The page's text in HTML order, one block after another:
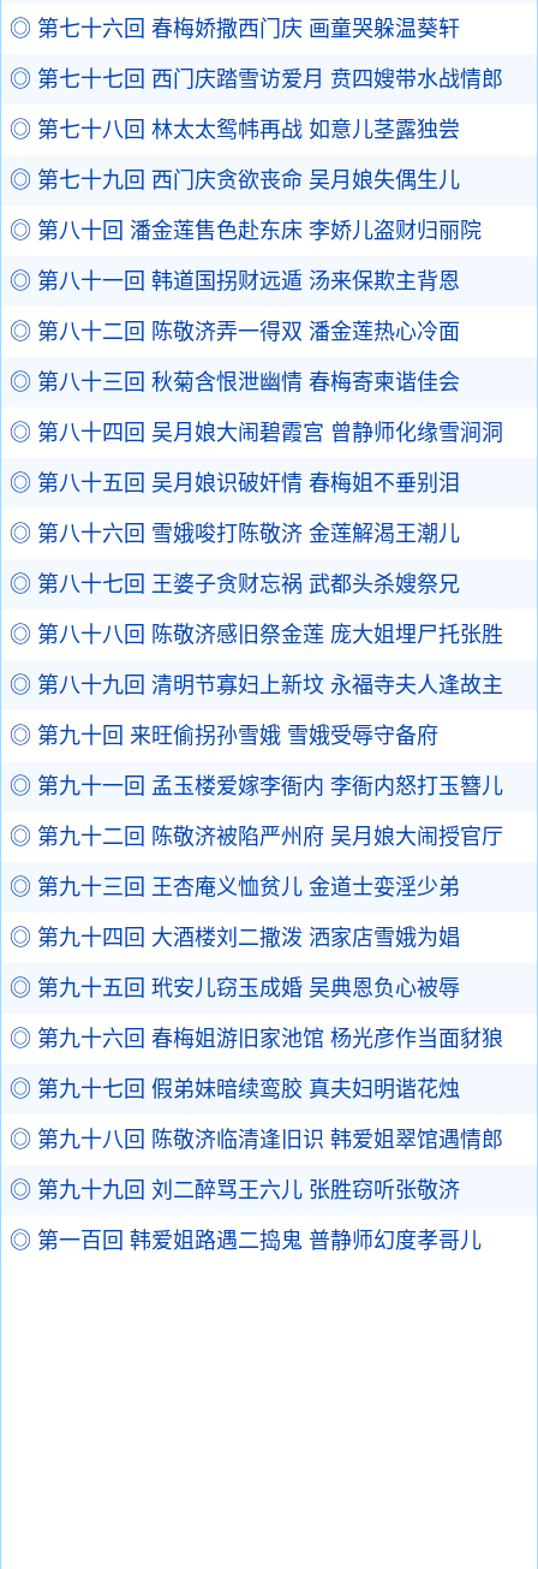
◎ 第七十六回 春梅娇撒西门庆 画童哭躲温葵轩
◎ 第七十七回 西门庆踏雪访爱月 贲四嫂带水战情郎
◎ 第七十八回 林太太鸳帏再战 如意儿茎露独尝
◎ 第七十九回 西门庆贪欲丧命 吴月娘失偶生儿
◎ 第八十回 潘金莲售色赴东床 李娇儿盗财归丽院
◎ 第八十一回 韩道国拐财远遁 汤来保欺主背恩
◎ 第八十二回 陈敬济弄一得双 潘金莲热心冷面
◎ 第八十三回 秋菊含恨泄幽情 春梅寄柬谐佳会
◎ 第八十四回 吴月娘大闹碧霞宫 曾静师化缘雪涧洞
◎ 第八十五回 吴月娘识破奸情 春梅姐不垂别泪
◎ 第八十六回 雪娥唆打陈敬济 金莲解渴王潮儿
◎ 第八十七回 王婆子贪财忘祸 武都头杀嫂祭兄
◎ 第八十八回 陈敬济感旧祭金莲 庞大姐埋尸托张胜
◎ 第八十九回 清明节寡妇上新坟 永福寺夫人逢故主
◎ 第九十回 来旺偷拐孙雪娥 雪娥受辱守备府
◎ 第九十一回 孟玉楼爱嫁李衙内 李衙内怒打玉簪儿
◎ 第九十二回 陈敬济被陷严州府 吴月娘大闹授官厅
◎ 第九十三回 王杏庵义恤贫儿 金道士娈淫少弟
◎ 第九十四回 大酒楼刘二撒泼 洒家店雪娥为娼
◎ 第九十五回 玳安儿窃玉成婚 吴典恩负心被辱
◎ 第九十六回 春梅姐游旧家池馆 杨光彦作当面豺狼
◎ 第九十七回 假弟妹暗续鸾胶 真夫妇明谐花烛
◎ 第九十八回 陈敬济临清逢旧识 韩爱姐翠馆遇情郎
◎ 第九十九回 刘二醉骂王六儿 张胜窃听张敬济
◎ 第一百回 韩爱姐路遇二捣鬼 普静师幻度孝哥儿